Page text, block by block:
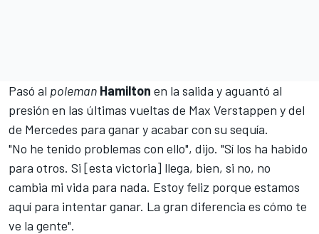
Pasó al poleman Hamilton en la salida y aguantó al
presión en las últimas vueltas de Max Verstappen y del
de Mercedes para ganar y acabar con su sequía.
"No he tenido problemas con ello", dijo. "Sí los ha habido
para otros. Si [esta victoria] llega, bien, si no, no
cambia mi vida para nada. Estoy feliz porque estamos
aquí para intentar ganar. La gran diferencia es cómo te
ve la gente".